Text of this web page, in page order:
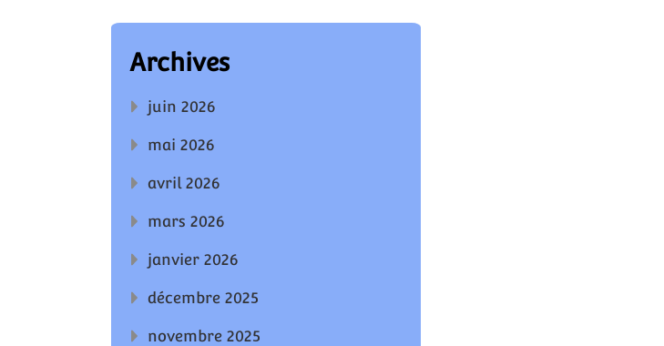
Archives
juin 2026
mai 2026
avril 2026
mars 2026
janvier 2026
décembre 2025
novembre 2025